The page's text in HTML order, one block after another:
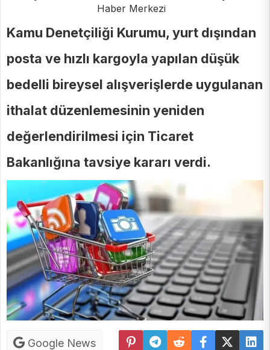
Haber Merkezi
Kamu Denetçiliği Kurumu, yurt dışından
posta ve hızlı kargoyla yapılan düşük
bedelli bireysel alışverişlerde uygulanan
ithalat düzenlemesinin yeniden
değerlendirilmesi için Ticaret
Bakanlığına tavsiye kararı verdi.
Google News